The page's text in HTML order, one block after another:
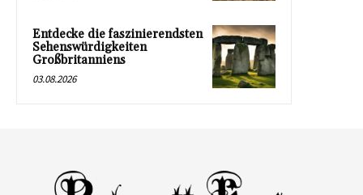
Entdecke die faszinierendsten
Sehenswürdigkeiten
Großbritanniens
03.08.2026